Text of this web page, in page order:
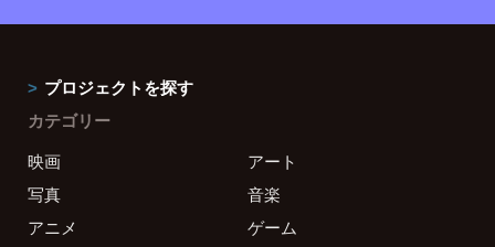
プロジェクトを探す
カテゴリー
映画
アート
写真
音楽
アニメ
ゲーム